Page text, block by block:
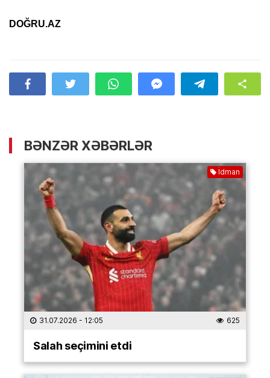
DOĞRU.AZ
BƏNZƏR XƏBƏRLƏR
İdman
31.07.2026 - 12:05 625
Salah seçimini etdi